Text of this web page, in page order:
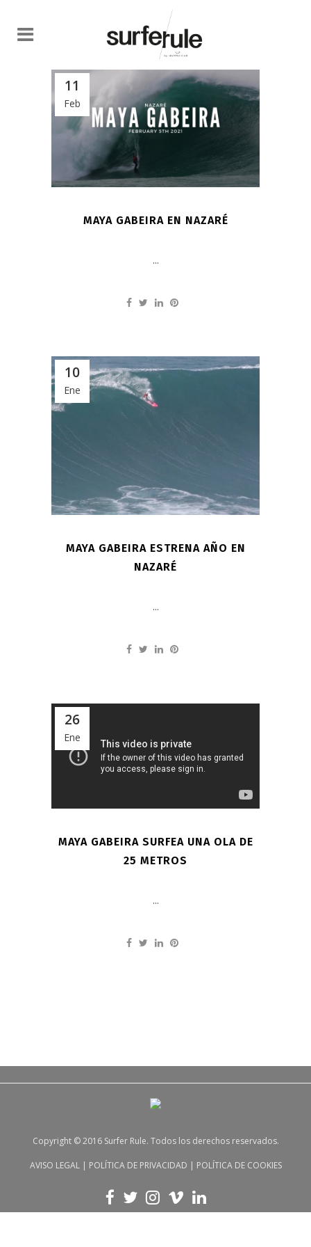
11
Feb
MAYA GABEIRA EN NAZARÉ
...
10
Ene
MAYA GABEIRA ESTRENA AÑO EN
NAZARÉ
...
26
Ene
MAYA GABEIRA SURFEA UNA OLA DE
25 METROS
...
Copyright © 2016 Surfer Rule. Todos los derechos reservados.
AVISO LEGAL| POLÍTICA DE PRIVACIDAD | POLÍTICA DE COOKIES